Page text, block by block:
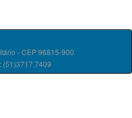
- CEP 96815-900
(51)3717.7409